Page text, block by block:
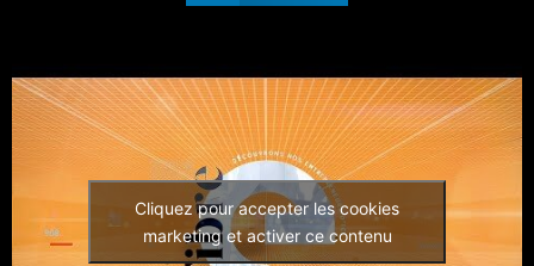
Cliquez pour accepter les cookies
marketing et activer ce contenu